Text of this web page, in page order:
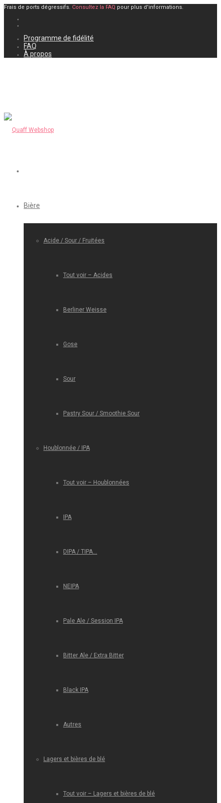
Frais de ports dégressifs. Consultez la FAQ pour plus d'informations.
Programme de fidélité
FAQ
À propos
Bière
Acide / Sour / Fruitées
Tout voir – Acides
Berliner Weisse
Gose
Sour
Pastry Sour / Smoothie Sour
Houblonnée / IPA
Tout voir – Houblonnées
IPA
DIPA / TIPA…
NEIPA
Pale Ale / Session IPA
Bitter Ale / Extra Bitter
Black IPA
Autres
Lagers et bières de blé
Tout voir – Lagers et bières de blé